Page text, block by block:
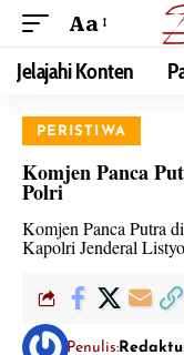
Aa
Jelajahi Konten
PERISTIWA
Komjen Panca
Polri
Komjen Panca Putra
Kapolri Jenderal
Penulis: